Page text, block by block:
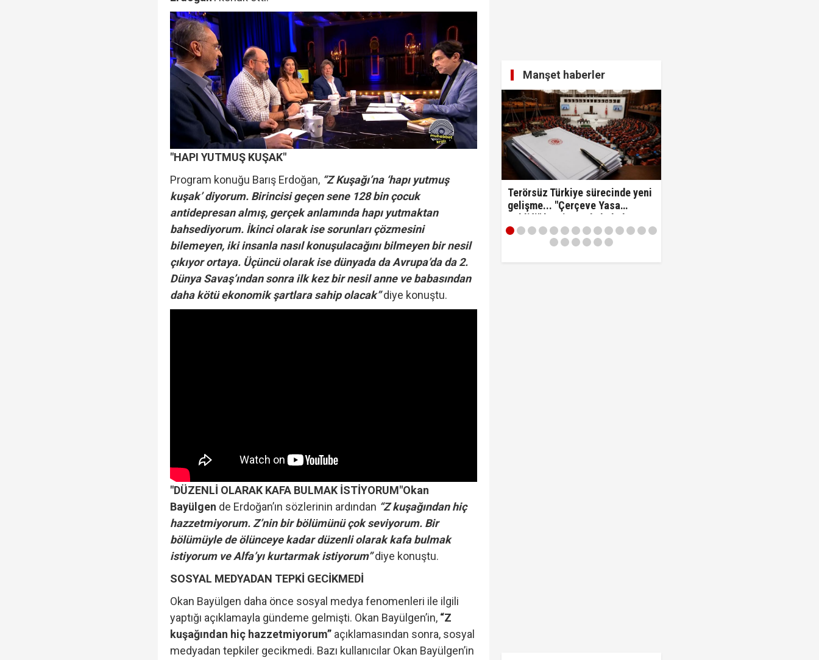
Veli Ağbaba'nın ağabeyi Hür Ağbaba tutuklandı...
Rasim Ozan Kütahyalı itirafçı mı? Kim bu genel yayın yönetmeni?
"HAPI YUTMUŞ KUŞAK"
Program konuğu Barış Erdoğan, “Z Kuşağı’na ‘hapı yutmuş
kuşak’ diyorum. Birincisi geçen sene 128 bin çocuk
antidepresan almış, gerçek anlamında hapı yutmaktan
bahsediyorum. İkinci olarak ise sorunları çözmesini
bilemeyen, iki insanla nasıl konuşulacağını bilmeyen bir nesil
çıkıyor ortaya. Üçüncü olarak ise dünyada da Avrupa’da da 2.
Dünya Savaş’ından sonra ilk kez bir nesil anne ve babasından
daha kötü ekonomik şartlara sahip olacak”diye konuştu.
"DÜZENLİ OLARAK KAFA BULMAK İSTİYORUM"Okan
Bayülgen de Erdoğan’ın sözlerinin ardından “Z kuşağından hiç
hazzetmiyorum. Z’nin bir bölümünü çok seviyorum. Bir
bölümüyle de ölünceye kadar düzenli olarak kafa bulmak
istiyorum ve Alfa’yı kurtarmak istiyorum”diye konuştu.
SOSYAL MEDYADAN TEPKİ GECİKMEDİ
Okan Bayülgen daha önce sosyal medya fenomenleri ile ilgili
yaptığı açıklamayla gündeme gelmişti. Okan Bayülgen’in, “Z
kuşağından hiç hazzetmiyorum” açıklamasından sonra, sosyal
medyadan tepkiler gecikmedi. Bazı kullanıcılar Okan Bayülgen’in
Manşet haberler
Terörsüz Türkiye sürecinde yeni
gelişme... "Çerçeve Yasa
Teklifi" komisyonda kabul
edildi!